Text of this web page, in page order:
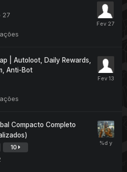
27
| Autoloot, Daily Rewards,
Anti-Bot
Compacto Completo
10